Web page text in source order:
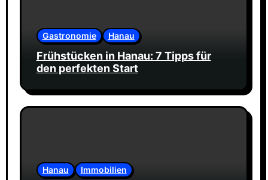
Gastronomie Hanau
Frühstücken in Hanau: 7 Tipps für
den perfekten Start
Hanau Immobilien